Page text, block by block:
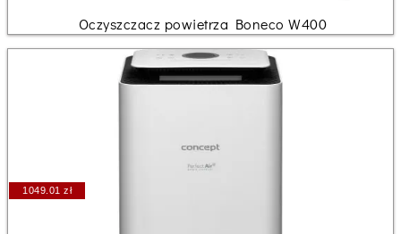
Oczyszczacz powietrza Boneco W400
1049.01 zł